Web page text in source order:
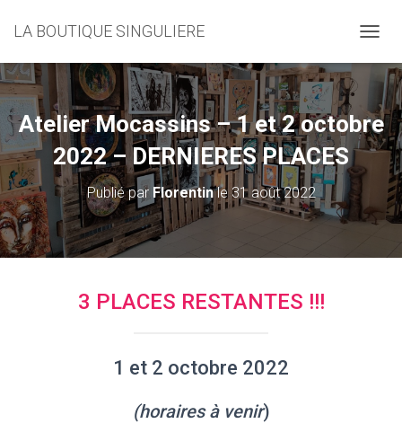
LA BOUTIQUE SINGULIERE
É
I
E
R
A
Atelier Mocassins – 1 et 2 octobre
2022 – DERNIERES PLACES
Publié par Florentinle 31 août 2022
3 PLACES RESTANTES !!!
1 et 2 octobre 2022
(horaires à venir)